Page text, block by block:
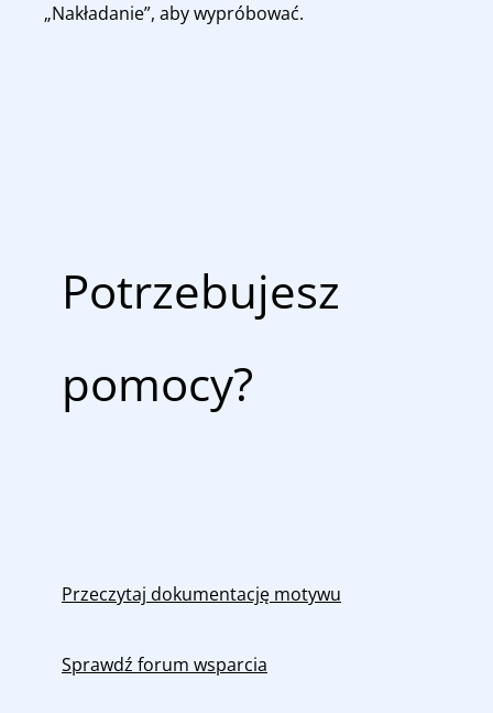
„Nakładanie”, aby wypróbować.
Potrzebujesz
pomocy?
Przeczytaj dokumentację motywu
Sprawdź forum wsparcia